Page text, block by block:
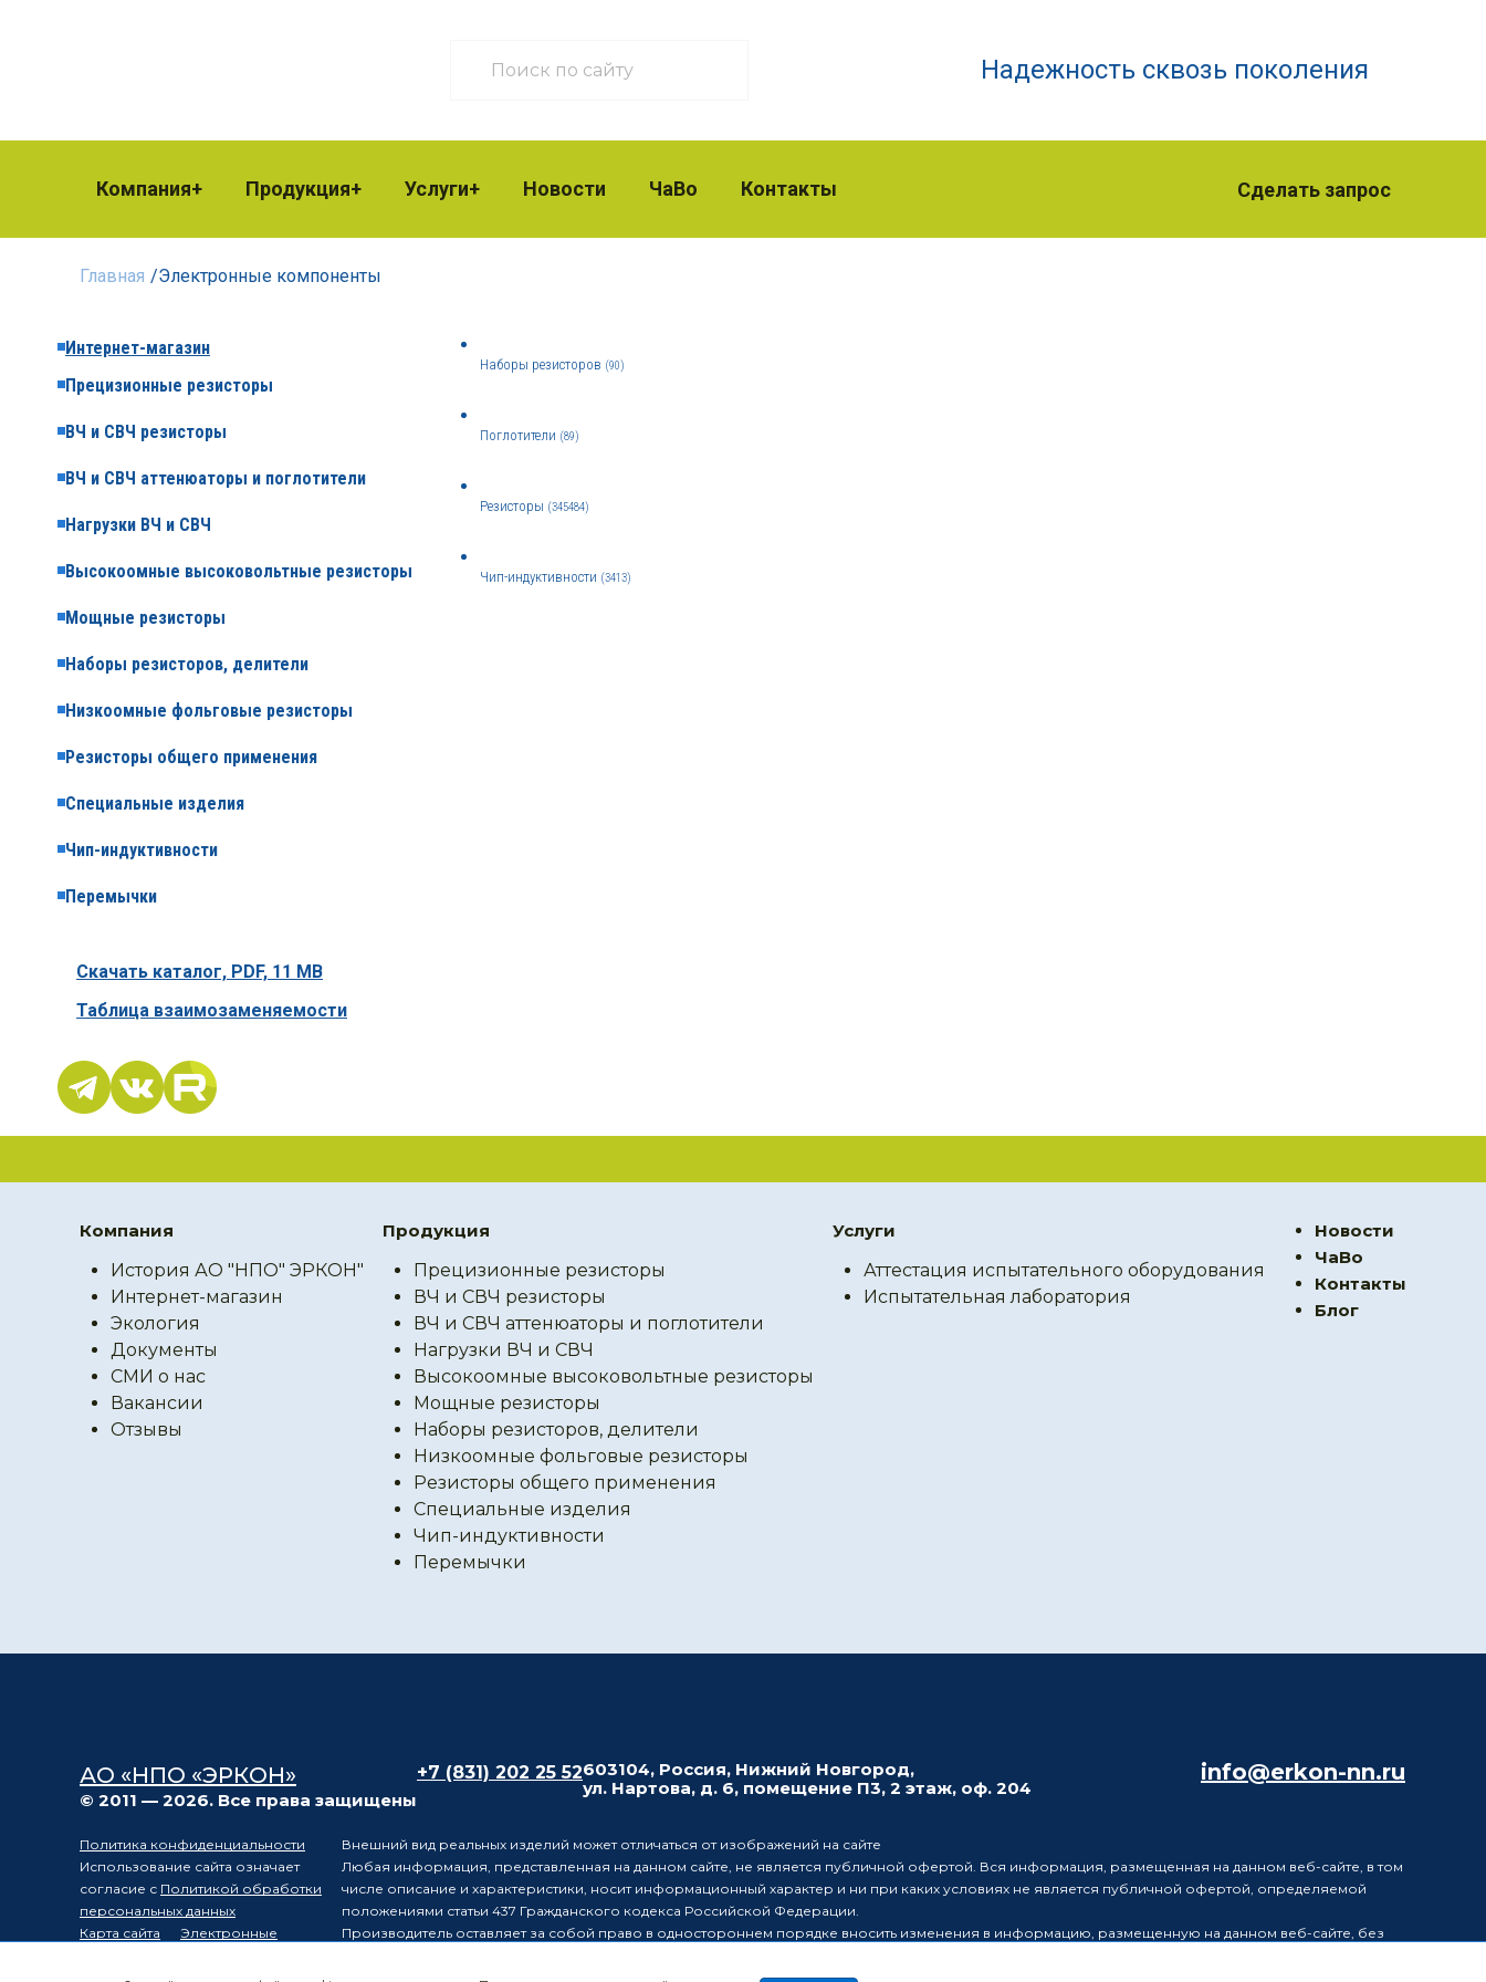
Надежность сквозь поколения
Компания Продукция Услуги Новости ЧаВо Контакты Сделать запрос
Главная /Электронные компоненты
Интернет-магазин
Прецизионные резисторы
ВЧ и СВЧ резисторы
ВЧ и СВЧ аттенюаторы и поглотители
Нагрузки ВЧ и СВЧ
Высокоомные высоковольтные резисторы
Мощные резисторы
Наборы резисторов, делители
Низкоомные фольговые резисторы
Резисторы общего применения
Специальные изделия
Чип-индуктивности
Перемычки
Скачать каталог, PDF, 11 MB
Таблица взаимозаменяемости
Наборы резисторов (90)
Поглотители (89)
Резисторы (345484)
Чип-индуктивности (3413)
Компания
История АО "НПО" ЭРКОН"
Интернет-магазин
Экология
Документы
СМИ о нас
Вакансии
Отзывы
Продукция
Прецизионные резисторы
ВЧ и СВЧ резисторы
ВЧ и СВЧ аттенюаторы и поглотители
Нагрузки ВЧ и СВЧ
Высокоомные высоковольтные резисторы
Мощные резисторы
Наборы резисторов, делители
Низкоомные фольговые резисторы
Резисторы общего применения
Специальные изделия
Чип-индуктивности
Перемычки
Услуги
Аттестация испытательного оборудования
Испытательная лаборатория
Новости
ЧаВо
Контакты
Блог
АО «НПО «ЭРКОН»
© 2011 — 2026. Все права защищены
+7 (831) 202 25 52603104, Россия, Нижний Новгород,
ул. Нартова, д. 6, помещение П3, 2 этаж, оф. 204
info@erkon-nn.ru
Политика конфиденциальности
Использование сайта означает
согласие с Политикой обработки
персональных данных
Карта сайта
Электронные
Внешний вид реальных изделий может отличаться от изображений на сайте
Любая информация, представленная на данном сайте, не является публичной офертой. Вся информация, размещенная на данном веб-сайте, в том
числе описание и характеристики, носит информационный характер и ни при каких условиях не является публичной офертой, определяемой
положениями статьи 437 Гражданского кодекса Российской Федерации.
Производитель оставляет за собой право в одностороннем порядке вносить изменения в информацию, размещенную на данном веб-сайте, без